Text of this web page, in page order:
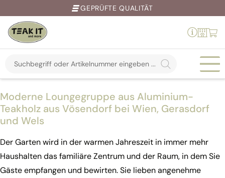
Springe
zum
Inhalt
GEPRÜFTE QUALITÄT
search
Moderne Loungegruppe aus Aluminium-
Teakholz aus Vösendorf bei Wien, Gerasdorf
und Wels
Der Garten wird in der warmen Jahreszeit in immer mehr
Haushalten das familiäre Zentrum und der Raum, in dem Sie
Gäste empfangen und bewirten. Sie lieben angenehme